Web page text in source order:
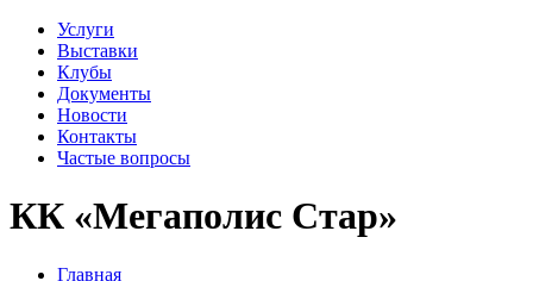
Услуги
Выставки
Клубы
Документы
Новости
Контакты
Частые вопросы
КК «Мегаполис Стар»
Главная